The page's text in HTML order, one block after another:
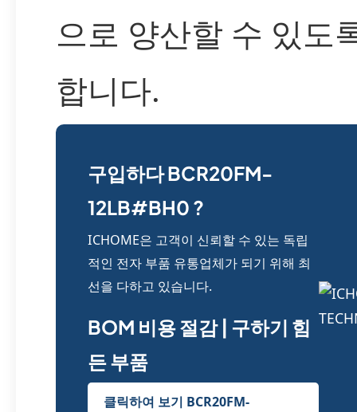
으로 양산할 수 있도
합니다.
구입하다 BCR20FM-
12LB#BH0 ?
ICHOME은 고객이 신뢰할 수 있는 독립
적인 전자 부품 유통업체가 되기 위해 최
선을 다하고 있습니다.
BOM 비용 절감 | 구하기 힘
든 부품
클릭하여 보기 BCR20FM-